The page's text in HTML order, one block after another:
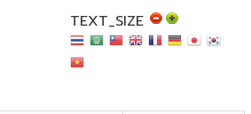
TEXT_SIZE